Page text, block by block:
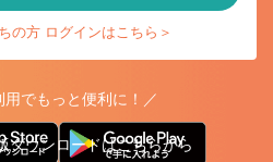
の方 ログインはこちら＞
用でもっと便利に！／
ダウンロードはこちらから